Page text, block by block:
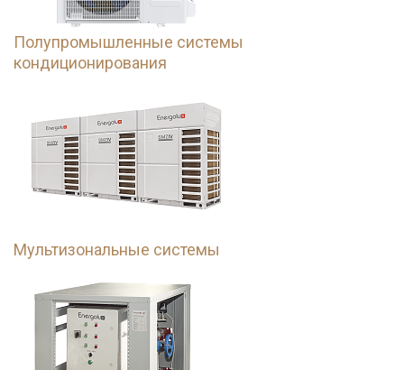
Полупромышленные системы
кондиционирования
Мультизональные системы